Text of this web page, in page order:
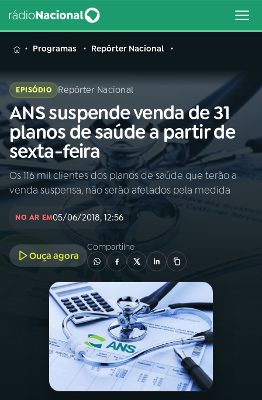
MENU
Buscar
na
Rádio
Nacional
Buscar
AO VIVO
INÍCIO
A RÁDIO
PROGRAMAÇÃO
PROGRAMAS
PODCASTS
Programas Repórter Nacional
EPISÓDIO Repórter Nacional
ANS suspende venda de 31
planos de saúde a partir de
sexta-feira
Os 116 mil clientes dos planos de saúde que terão a
venda suspensa, não serão afetados pela medida
NO AR EM05/06/2018, 12:56
Ouça agora
Compartilhe